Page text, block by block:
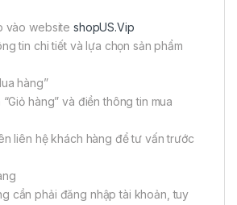
vào website shopUS.Vip
tin chi tiết và lựa chọn sản phẩm
hàng”
hàng” và điền thông tin mua
liên hệ khách hàng để tư vấn trước
cần phải đăng nhập tài khoản, tuy